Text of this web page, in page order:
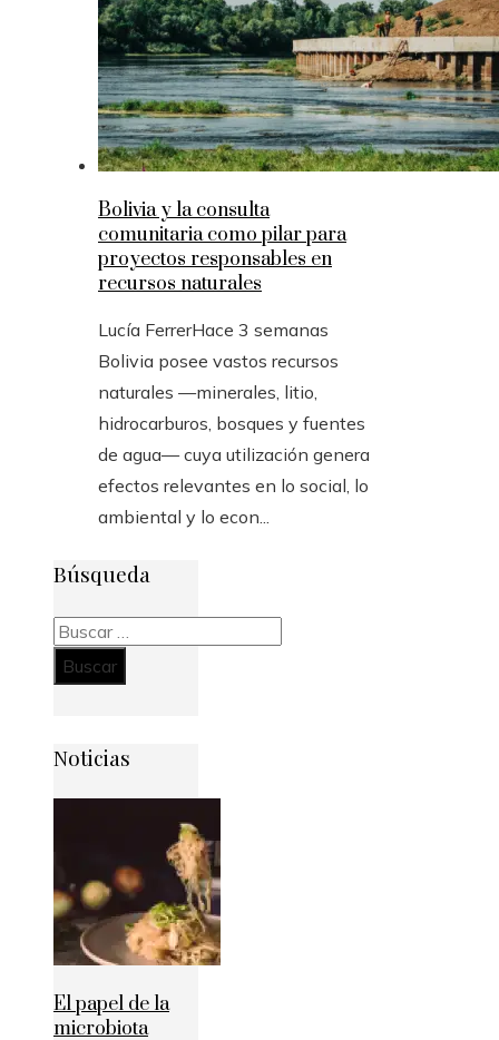
Bolivia y la consulta
comunitaria como pilar para
proyectos responsables en
recursos naturales
Lucía FerrerHace 3 semanas
Bolivia posee vastos recursos
naturales —minerales, litio,
hidrocarburos, bosques y fuentes
de agua— cuya utilización genera
efectos relevantes en lo social, lo
ambiental y lo econ...
Búsqueda
Buscar:
Noticias
El papel de la
microbiota